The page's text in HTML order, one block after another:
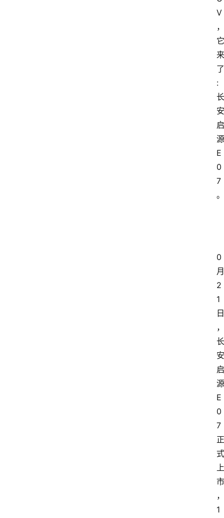
V
，
它
来
了
:
长
安
启
源
E
0
7
。
0
月
2
1
日
，
长
安
启
源
E
0
7
正
式
上
市
，
1